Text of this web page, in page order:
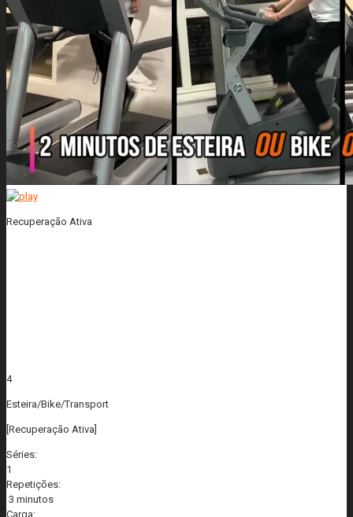
Recuperação Ativa
4
Esteira/Bike/Transport
[Recuperação Ativa]
Séries:
1
Repetições:
3 minutos
Carga: